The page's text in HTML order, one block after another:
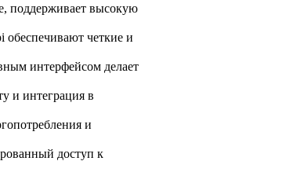
поддерживает высокую
обеспечивают четкие и
интерфейсом делает
и интеграция в
и
доступ к